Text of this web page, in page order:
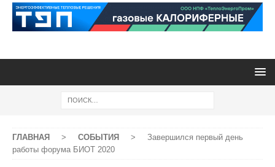
ГЛАВНАЯ > СОБЫТИЯ >
Завершился первый день
работы форума БИОТ 2020